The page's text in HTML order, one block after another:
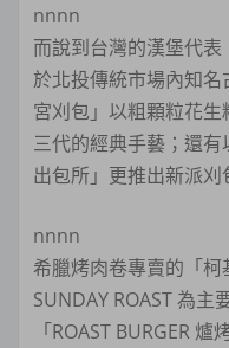
nnnn
而說到台灣的漢堡代
於北投傳統市場內知
宮刈包」以粗顆粒花
三代的經典手藝；還
出包所」更推出新派刈
nnnn
希臘烤肉卷專賣的「
SUNDAY ROAST 為主
「ROAST BURGER